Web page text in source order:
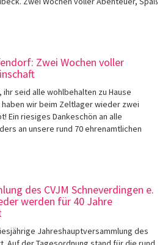
Zwei Wochen voller
ihr seid alle wohlbehalten zu Hause
wir beim Zeltlager wieder zwei
Ein riesiges Dankeschön an alle
an unsere rund 70 ehrenamtlichen
des CVJM Schneverdingen e.
werden für 40 Jahre
Jahreshauptversammlung des